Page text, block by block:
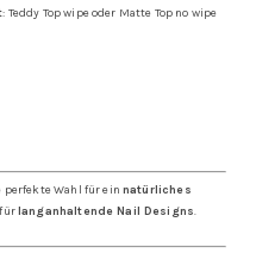
: Teddy Top wipe oder Matte Top no wipe
perfekte Wahl für einnatürliches
fürlanganhaltende Nail Designs.